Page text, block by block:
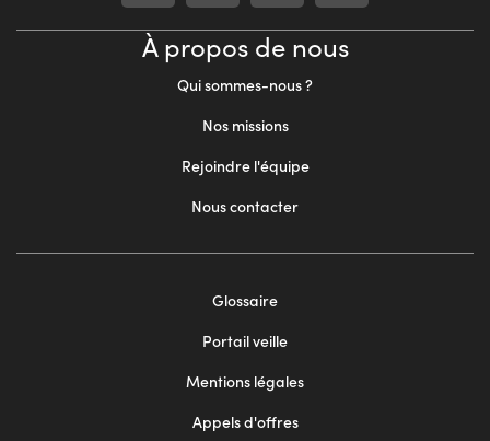
À propos de nous
Qui sommes-nous ?
Nos missions
Rejoindre l'équipe
Nous contacter
Glossaire
Portail veille
Mentions légales
Appels d'offres